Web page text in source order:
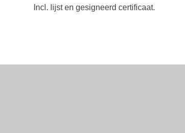
Incl. lijst en gesigneerd certificaat.